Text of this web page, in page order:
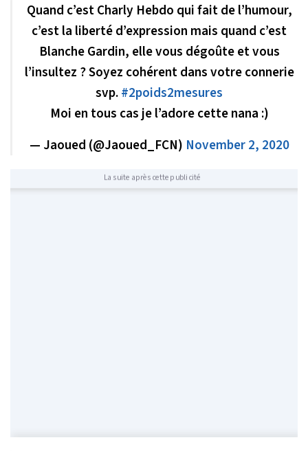
Quand c’est Charly Hebdo qui fait de l’humour,
c’est la liberté d’expression mais quand c’est
Blanche Gardin, elle vous dégoûte et vous
l’insultez ? Soyez cohérent dans votre connerie
svp.#2poids2mesures
Moi en tous cas je l’adore cette nana :)
— Jaoued (@Jaoued_FCN) November 2, 2020
La suite après cette publicité